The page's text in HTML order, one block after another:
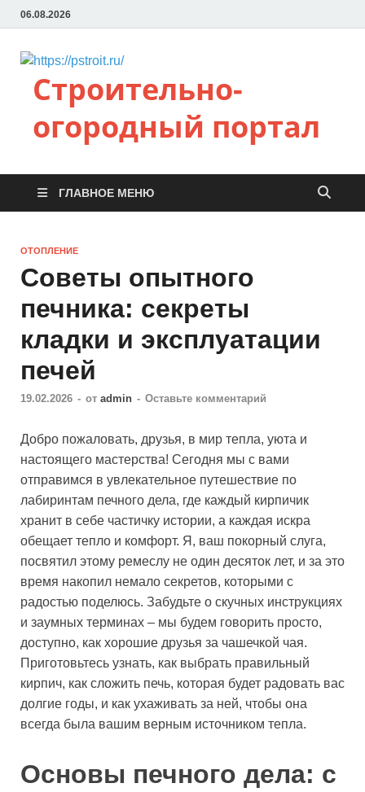
06.08.2026
Строительно-
огородный портал
ГЛАВНОЕ МЕНЮ
ОТОПЛЕНИЕ
Советы опытного
печника: секреты
кладки и эксплуатации
печей
19.02.2026 - от admin - Оставьте комментарий
Добро пожаловать, друзья, в мир тепла, уюта и
настоящего мастерства! Сегодня мы с вами
отправимся в увлекательное путешествие по
лабиринтам печного дела, где каждый кирпичик
хранит в себе частичку истории, а каждая искра
обещает тепло и комфорт. Я, ваш покорный слуга,
посвятил этому ремеслу не один десяток лет, и за это
время накопил немало секретов, которыми с
радостью поделюсь. Забудьте о скучных инструкциях
и заумных терминах – мы будем говорить просто,
доступно, как хорошие друзья за чашечкой чая.
Приготовьтесь узнать, как выбрать правильный
кирпич, как сложить печь, которая будет радовать вас
долгие годы, и как ухаживать за ней, чтобы она
всегда была вашим верным источником тепла.
Основы печного дела: с